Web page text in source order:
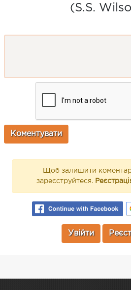
(S.S.
Щоб залишити коментар,
зареєструйтеся.
Увійти